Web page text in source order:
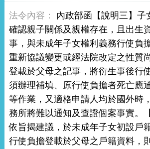
內政部函【說明三】子
確認親子關係及親權存在，且出生
事，與未成年子女權利義務行使負
重新協議變更或經法院改定之性質
登載於父母之記事，將衍生事後行
須辦理補填、原行使負擔者死亡應
等作業，又適格申請人均於國外時
務所將難以通知及查證個案事實。
依旨揭建議，於未成年子女初設戶
行使負擔登載於父母之戶籍資料，